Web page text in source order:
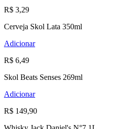
R$ 3,29
Cerveja Skol Lata 350ml
Adicionar
R$ 6,49
Skol Beats Senses 269ml
Adicionar
R$ 149,90